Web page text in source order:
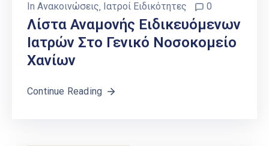
In Ανακοινώσεις‚ Ιατροί Ειδικότητες 0
Λίστα Αναμονής Ειδικευόμενων
Ιατρών Στο Γενικό Νοσοκομείο
Χανίων
Continue Reading